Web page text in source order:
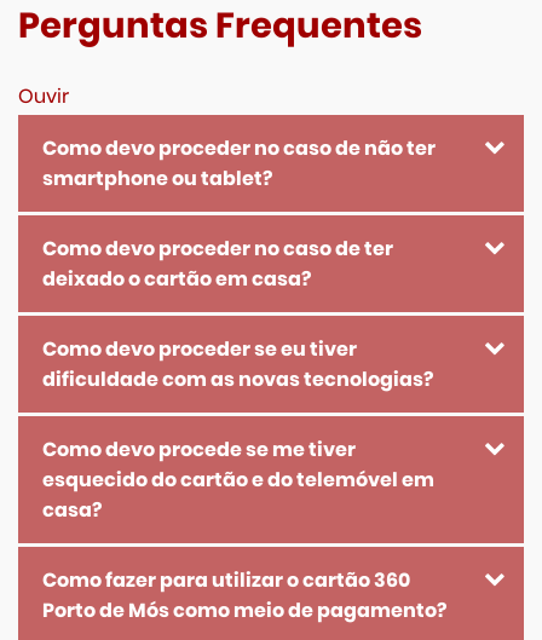
Perguntas Frequentes
Ouvir
Como devo proceder no caso de não ter
smartphone ou tablet?
Como devo proceder no caso de ter
deixado o cartão em casa?
Como devo proceder se eu tiver
dificuldade com as novas tecnologias?
Como devo procede se me tiver
esquecido do cartão e do telemóvel em
casa?
Como fazer para utilizar o cartão 360
Porto de Mós como meio de pagamento?